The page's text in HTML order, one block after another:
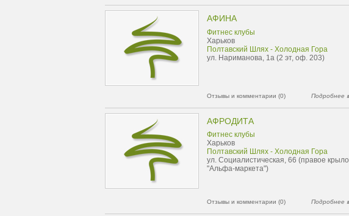
АФИНА
Фитнес клубы
Харьков
Полтавский Шлях - Холодная Гора
ул. Нариманова, 1а (2 эт, оф. 203)
Отзывы и комментарии (0) Подробнее
АФРОДИТА
Фитнес клубы
Харьков
Полтавский Шлях - Холодная Гора
ул. Социалистическая, 66 (правое крыло
"Альфа-маркета")
Отзывы и комментарии (0) Подробнее